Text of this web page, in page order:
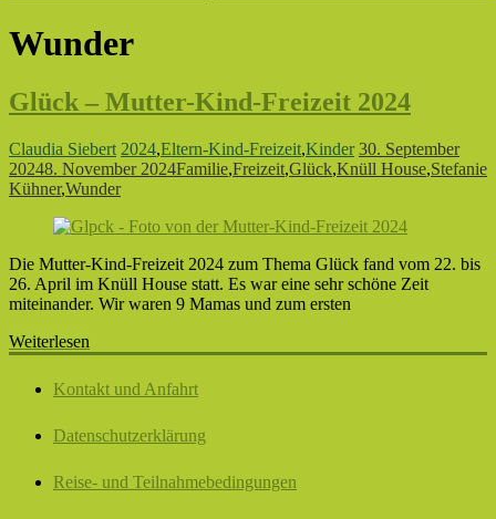
Wunder
Glück – Mutter-Kind-Freizeit 2024
Claudia Siebert 2024,Eltern-Kind-Freizeit,Kinder 30. September
20248. November 2024Familie,Freizeit,Glück,Knüll House,Stefanie
Kühner,Wunder
Die Mutter-Kind-Freizeit 2024 zum Thema Glück fand vom 22. bis
26. April im Knüll House statt. Es war eine sehr schöne Zeit
miteinander. Wir waren 9 Mamas und zum ersten
Weiterlesen
Kontakt und Anfahrt
Datenschutzerklärung
Reise- und Teilnahmebedingungen